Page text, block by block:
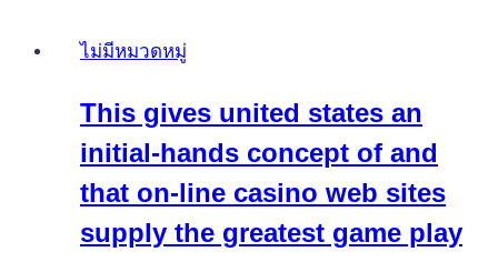
obstawiajacy
z
po
13
monitorowania
(rozgrywajacy
ไม่มีหมวดหมู่
This gives united states an
initial-hands concept of and
that on-line casino web sites
supply the greatest game play